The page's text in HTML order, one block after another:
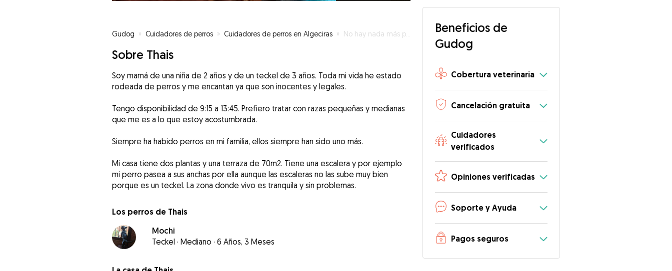
Gudog » Cuidadores de perros » Cuidadores de perros en Algeciras » No hay nada más puro que un perro
Sobre Thais
Soy mamá de una niña de 2 años y de un teckel de 3 años. Toda mi vida he estado
rodeada de perros y me encantan ya que son inocentes y legales.
Tengo disponibilidad de 9:15 a 13:45. Prefiero tratar con razas pequeñas y medianas
que me es a lo que estoy acostumbrada.
Siempre ha habido perros en mi familia, ellos siempre han sido uno más.
Mi casa tiene dos plantas y una terraza de 70m2. Tiene una escalera y por ejemplo
mi perro pasea a sus anchas por ella aunque las escaleras no las sube muy bien
porque es un teckel. La zona donde vivo es tranquila y sin problemas.
Los perros de Thais
Mochi
Teckel · Mediano · 6 Años, 3 Meses
Beneficios de
Gudog
Cobertura veterinaria
Cancelación gratuita
Cuidadores
verificados
Opiniones verificadas
Soporte y Ayuda
Pagos seguros